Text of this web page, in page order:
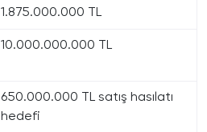
1.875.000.000 TL
10.000.000.000 TL
650.000.000 TL satış hasılatı
hedefi